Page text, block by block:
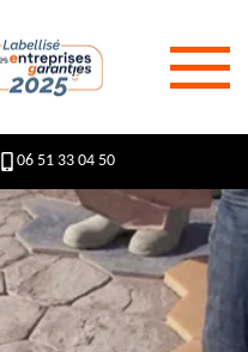
06 51 33 04 50